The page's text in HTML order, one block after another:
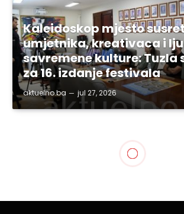
Kaleidoskop mjesto
umjetnika, kreativaca i
savremene kulture: Tuzla
za 16. izdanje festivala
aktuelno.ba jul 27, 2026
Osnovci iz Tuzle